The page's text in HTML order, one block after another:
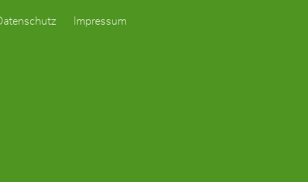
Datenschutz Impressum